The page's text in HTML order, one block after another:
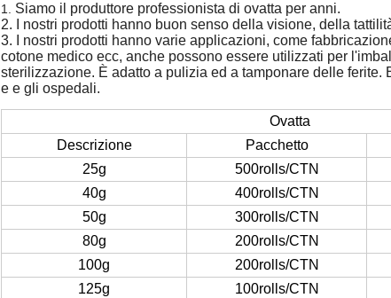
1. Siamo il produttore professionista di ovatta per anni.
2. I nostri prodotti hanno buon senso della visione, della
3. I nostri prodotti hanno varie applicazioni, come
cotone medico ecc, anche possono essere utilizzati per
sterilizzazione. È adatto a pulizia ed a tamponare delle
e e gli ospedali.
Ovatta
Descrizione
Pacchetto
25g
500rolls/CTN
40g
400rolls/CTN
50g
300rolls/CTN
80g
200rolls/CTN
100g
200rolls/CTN
125g
100rolls/CTN